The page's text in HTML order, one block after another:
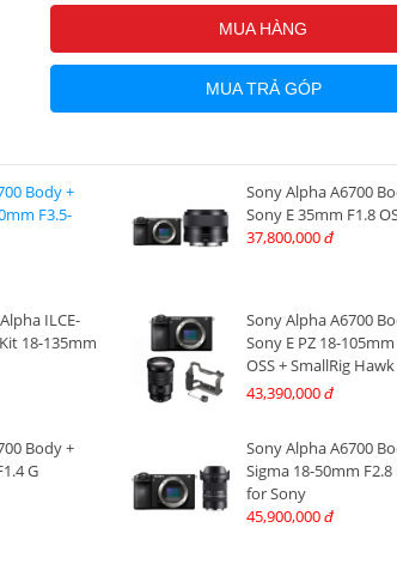
MUA HÀNG
MUA TRẢ GÓP
Body +
F3.5-
Sony Alpha A6700
Sony E 35mm F1.8
37,800,000 đ
ILCE-
18-135mm
Sony Alpha A6700
Sony E PZ 18-105mm
OSS + SmallRig
Cage Kit for Sony
43,390,000 đ
Body +
G
Sony Alpha A6700
Sigma 18-50mm F2.8
for Sony
45,900,000 đ